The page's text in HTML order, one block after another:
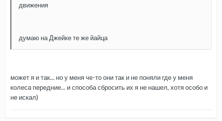
движения
думаю на Джейке те же йайца
может я и так... но у меня че-то они так и не поняли где у меня
колеса передние... и способа сбросить их я не нашел, хотя особо и
не искал)